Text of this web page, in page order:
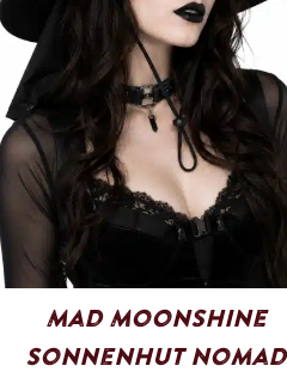
Mad Moonshine
Sonnenhut Nomad